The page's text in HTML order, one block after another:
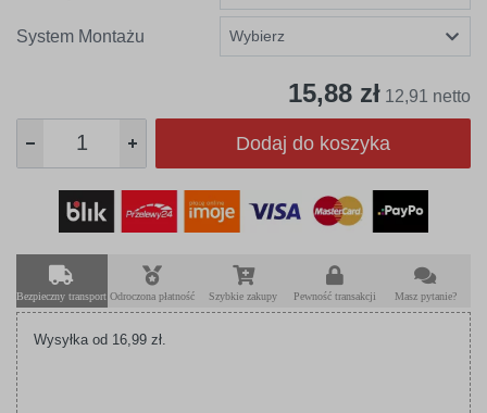
System Montażu
15,88 zł 12,91 netto
Dodaj do koszyka
Bezpieczny transport Odroczona płatność Szybkie zakupy Pewność transakcji Masz pytanie?
Wysyłka od 16,99 zł.